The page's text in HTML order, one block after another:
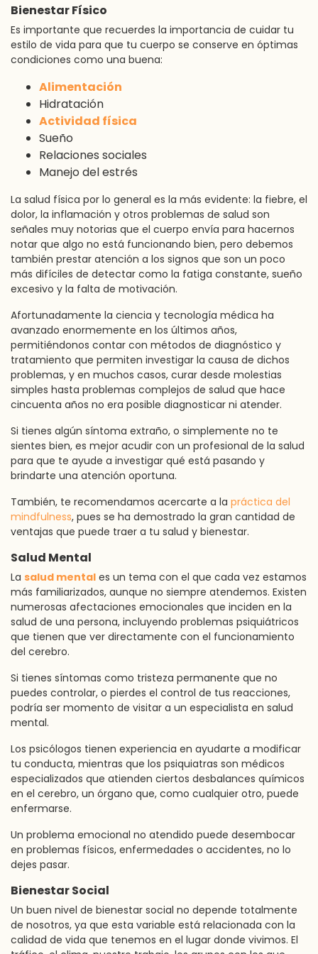
Bienestar Físico
Es importante que recuerdes la importancia de cuidar tu
estilo de vida para que tu cuerpo se conserve en óptimas
condiciones como una buena:
Alimentación
Hidratación
Actividad física
Sueño
Relaciones sociales
Manejo del estrés
La salud física por lo general es la más evidente: la fiebre, el
dolor, la inflamación y otros problemas de salud son
señales muy notorias que el cuerpo envía para hacernos
notar que algo no está funcionando bien, pero debemos
también prestar atención a los signos que son un poco
más difíciles de detectar como la fatiga constante, sueño
excesivo y la falta de motivación.
Afortunadamente la ciencia y tecnología médica ha
avanzado enormemente en los últimos años,
permitiéndonos contar con métodos de diagnóstico y
tratamiento que permiten investigar la causa de dichos
problemas, y en muchos casos, curar desde molestias
simples hasta problemas complejos de salud que hace
cincuenta años no era posible diagnosticar ni atender.
Si tienes algún síntoma extraño, o simplemente no te
sientes bien, es mejor acudir con un profesional de la salud
para que te ayude a investigar qué está pasando y
brindarte una atención oportuna.
También, te recomendamos acercarte a la práctica del
mindfulness, pues se ha demostrado la gran cantidad de
ventajas que puede traer a tu salud y bienestar.
Salud Mental
La salud mental es un tema con el que cada vez estamos
más familiarizados, aunque no siempre atendemos. Existen
numerosas afectaciones emocionales que inciden en la
salud de una persona, incluyendo problemas psiquiátricos
que tienen que ver directamente con el funcionamiento
del cerebro.
Si tienes síntomas como tristeza permanente que no
puedes controlar, o pierdes el control de tus reacciones,
podría ser momento de visitar a un especialista en salud
mental.
Los psicólogos tienen experiencia en ayudarte a modificar
tu conducta, mientras que los psiquiatras son médicos
especializados que atienden ciertos desbalances químicos
en el cerebro, un órgano que, como cualquier otro, puede
enfermarse.
Un problema emocional no atendido puede desembocar
en problemas físicos, enfermedades o accidentes, no lo
dejes pasar.
Bienestar Social
Un buen nivel de bienestar social no depende totalmente
de nosotros, ya que esta variable está relacionada con la
calidad de vida que tenemos en el lugar donde vivimos. El